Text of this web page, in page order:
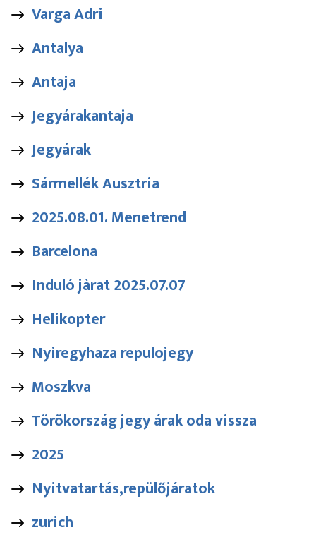
Varga Adri
Antalya
Antaja
Jegyárakantaja
Jegyárak
Sármellék Ausztria
2025.08.01. Menetrend
Barcelona
Induló jàrat 2025.07.07
Helikopter
Nyiregyhaza repulojegy
Moszkva
Törökország jegy árak oda vissza
2025
Nyitvatartás,repülőjáratok
zurich